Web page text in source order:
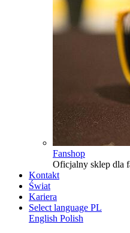
Fanshop
Oficjalny sklep dla
Kontakt
Świat
Kariera
Select language PL
English Polish